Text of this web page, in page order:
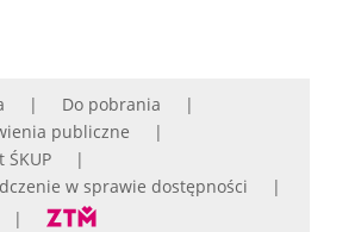
Do pobrania
publiczne
ŚKUP
w sprawie dostępności